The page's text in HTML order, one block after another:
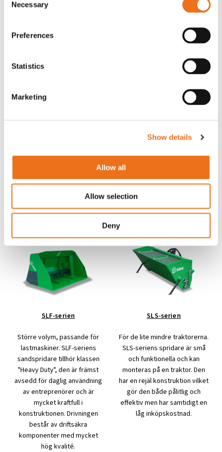
Selection
Necessary
Preferences
Statistics
Marketing
Show details
Allow all
Allow selection
Deny
SL-serien
De är självlastande och finns i
tre arbetsbredder.
SLH-serien är lämpliga för
mycket robust konstruktion
och komponenter av hög
kvalité.
SLF-serien
Större volym, passande för
lastmaskiner. SLF-seriens
sandspridare tillhör klassen
"Heavy Duty", den är främst
avsedd för daglig användning
av entreprenörer och är
mycket kraftfull i
konstruktionen. Drivningen
består av driftsäkra
komponenter med mycket
hög kvalité.
SLS-serien
För de lite mindre traktorerna.
SLS-seriens spridare är små
och funktionella och kan
monteras på en traktor. Den
har en rejäl konstruktion vilket
gör den både pålitlig och
effektiv men har samtidigt en
låg inköpskostnad.